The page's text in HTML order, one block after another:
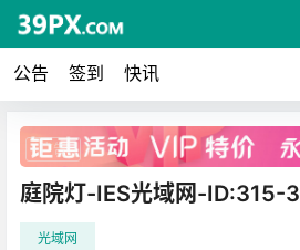
公告 签到 快讯
广告
庭院灯-IES光域网-ID:315-3
光域网